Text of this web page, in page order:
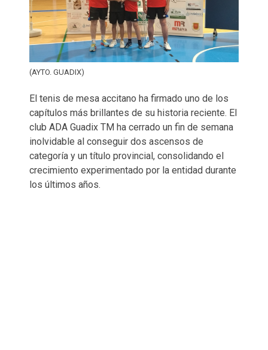
(AYTO. GUADIX)
El tenis de mesa accitano ha firmado uno de los
capítulos más brillantes de su historia reciente. El
club ADA Guadix TM ha cerrado un fin de semana
inolvidable al conseguir dos ascensos de
categoría y un título provincial, consolidando el
crecimiento experimentado por la entidad durante
los últimos años.